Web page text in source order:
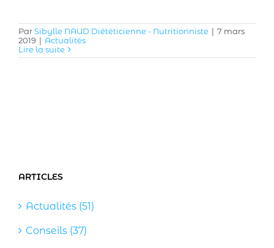
ParSibylle NAUD Diététicienne - Nutritionniste | 7 mars
2019 | Actualités
Lire la suite
ARTICLES
Actualités (51)
Conseils (37)